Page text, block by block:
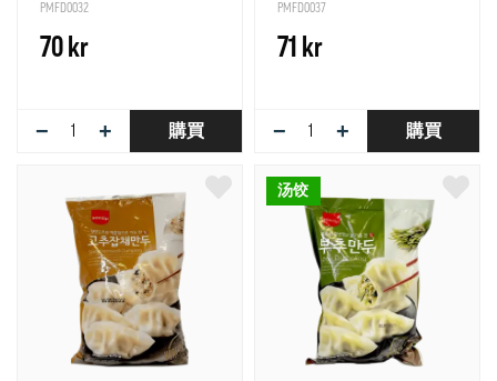
PMFD0032
70 kr
− + 購買
PMFD0037
71 kr
− + 購買
汤饺